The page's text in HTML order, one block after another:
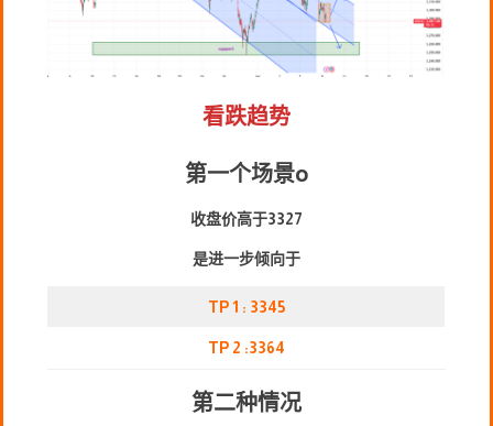
看跌趋势
第一个场景o
收盘价高于3327
是进一步倾向于
TP 1 : 3345
TP 2 :3364
第二种情况